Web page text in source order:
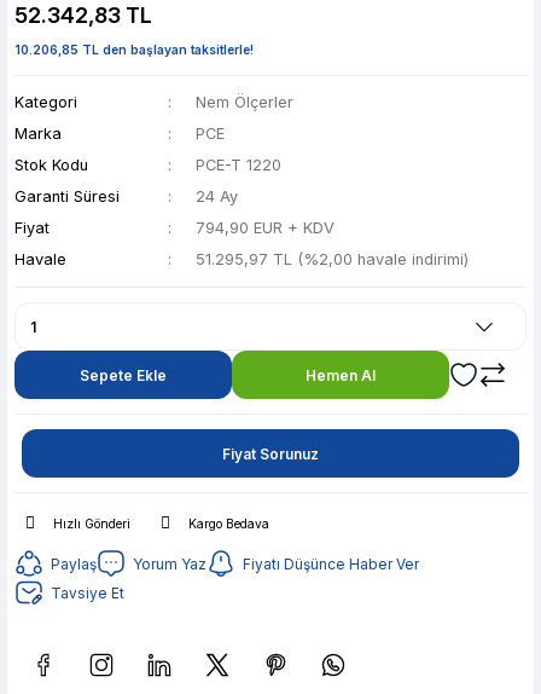
52.342,83 TL
10.206,85 TL den başlayan taksitlerle!
Kategori
Nem Ölçerler
Marka
PCE
Stok Kodu
PCE-T 1220
Garanti Süresi
24 Ay
Fiyat
794,90 EUR + KDV
Havale
51.295,97 TL (%2,00 havale indirimi)
Sepete Ekle Hemen Al
Fiyat Sorunuz
Hızlı Gönderi Kargo Bedava
Paylaş Yorum Yaz
Fiyatı Düşünce Haber Ver
Tavsiye Et